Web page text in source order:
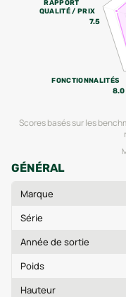
FONCTIONNALITÉS
8.0
RAPPORT
QUALITÉ / PRIX
7.5
Scores basés sur les
GÉNÉRAL
Marque
Série
Année de sortie
Poids
Hauteur